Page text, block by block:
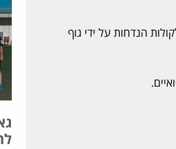
הנדחות על ידי גוף